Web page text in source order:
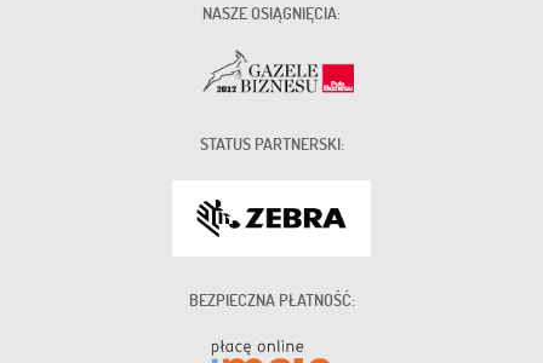
NASZE OSIĄGNIĘCIA:
STATUS PARTNERSKI:
BEZPIECZNA PŁATNOŚĆ: